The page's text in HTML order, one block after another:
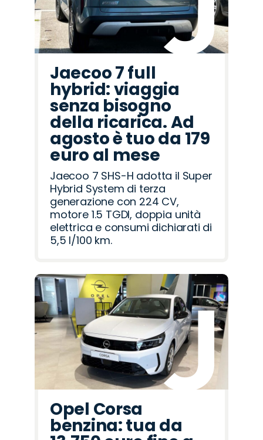
Jaecoo 7 full
hybrid: viaggia
senza bisogno
della ricarica. Ad
agosto è tuo da 179
euro al mese
Jaecoo 7 SHS-H adotta il Super
Hybrid System di terza
generazione con 224 CV,
motore 1.5 TGDI, doppia unità
elettrica e consumi dichiarati di
5,5 l/100 km.
Opel Corsa
benzina: tua da